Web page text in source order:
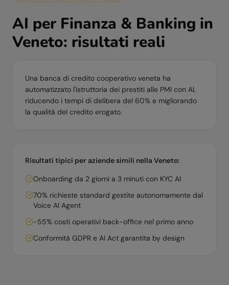
AI per Finanza & Banking in
Veneto: risultati reali
Una banca di credito cooperativo veneta ha
automatizzato l'istruttoria dei prestiti alle PMI con AI,
riducendo i tempi di delibera del 60% e migliorando
la qualità del credito erogato.
Risultati tipici per aziende simili nella Veneto:
Onboarding da 2 giorni a 3 minuti con KYC AI
70% richieste standard gestite autonomamente dal
Voice AI Agent
-55% costi operativi back-office nel primo anno
Conformità GDPR e AI Act garantita by design